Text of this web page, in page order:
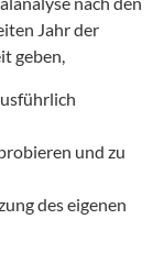
Jahr der
geben,
und zu
des eigenen